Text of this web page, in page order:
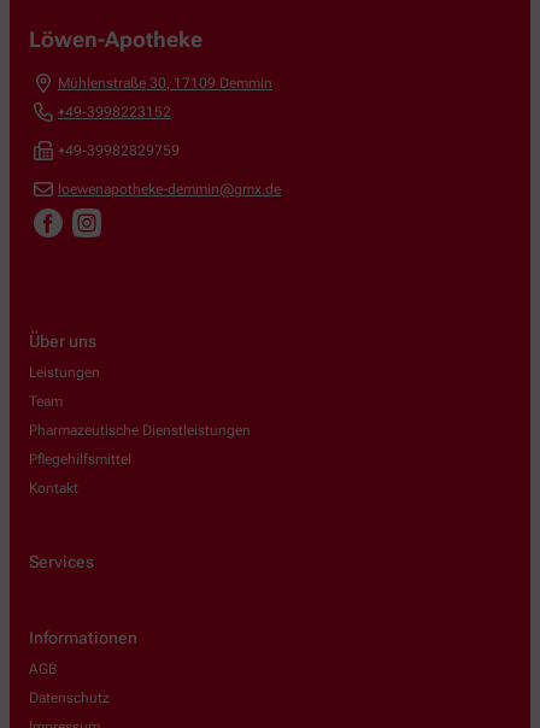
Löwen-Apotheke
Mühlenstraße 30, 17109 Demmin
+49-3998223152
+49-39982829759
loewenapotheke-demmin@gmx.de
Über uns
Leistungen
Team
Pharmazeutische Dienstleistungen
Pflegehilfsmittel
Kontakt
Services
Informationen
AGB
Datenschutz